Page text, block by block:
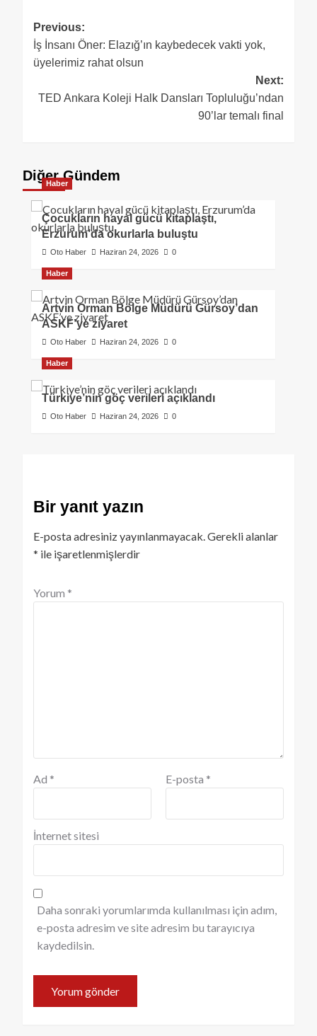
Previous:
İş İnsanı Öner: Elazığ’ın kaybedecek vakti yok,
üyelerimiz rahat olsun
Next:
TED Ankara Koleji Halk Dansları Topluluğu’ndan
90’lar temalı final
Diğer Gündem
Haber
Çocukların hayal gücü kitaplaştı,
Erzurum’da okurlarla buluştu
Oto Haber Haziran 24, 2026 0
Haber
Artvin Orman Bölge Müdürü Gürsoy’dan
ASKF’ye ziyaret
Oto Haber Haziran 24, 2026 0
Haber
Türkiye’nin göç verileri açıklandı
Oto Haber Haziran 24, 2026 0
Bir yanıt yazın
E-posta adresiniz yayınlanmayacak.Gerekli alanlar
* ile işaretlenmişlerdir
Yorum *
Ad * E-posta *
İnternet sitesi
Daha sonraki yorumlarımda kullanılması için adım,
e-posta adresim ve site adresim bu tarayıcıya
kaydedilsin.